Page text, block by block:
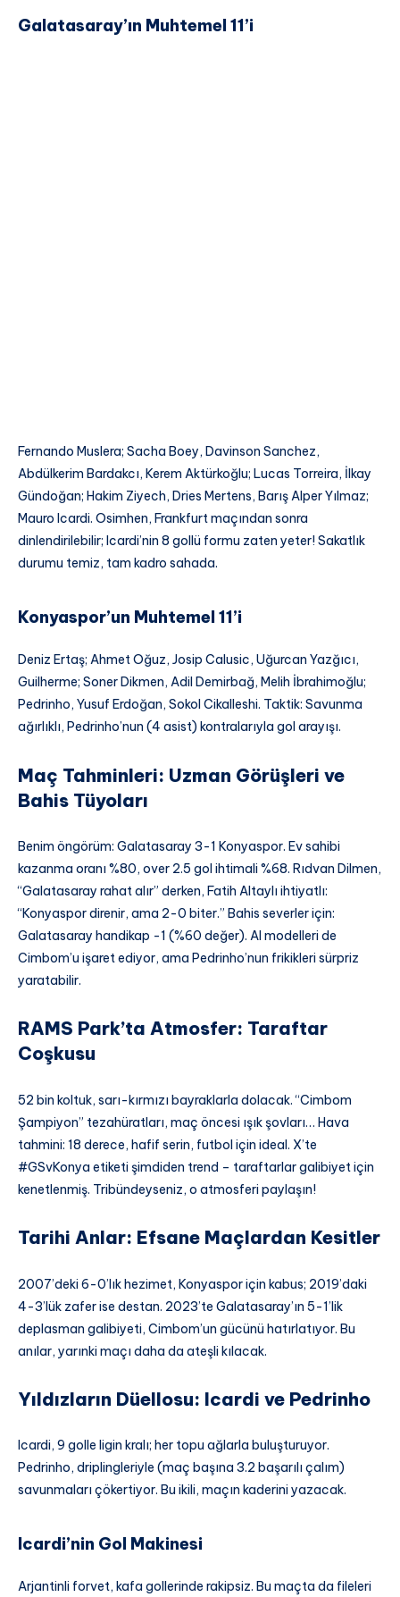
Galatasaray’ın Muhtemel 11’i
Fernando Muslera; Sacha Boey, Davinson Sanchez,
Abdülkerim Bardakcı, Kerem Aktürkoğlu; Lucas Torreira, İlkay
Gündoğan; Hakim Ziyech, Dries Mertens, Barış Alper Yılmaz;
Mauro Icardi. Osimhen, Frankfurt maçından sonra
dinlendirilebilir; Icardi’nin 8 gollü formu zaten yeter! Sakatlık
durumu temiz, tam kadro sahada.
Konyaspor’un Muhtemel 11’i
Deniz Ertaş; Ahmet Oğuz, Josip Calusic, Uğurcan Yazğıcı,
Guilherme; Soner Dikmen, Adil Demirbağ, Melih İbrahimoğlu;
Pedrinho, Yusuf Erdoğan, Sokol Cikalleshi. Taktik: Savunma
ağırlıklı, Pedrinho’nun (4 asist) kontralarıyla gol arayışı.
Maç Tahminleri: Uzman Görüşleri ve
Bahis Tüyoları
Benim öngörüm: Galatasaray 3-1 Konyaspor. Ev sahibi
kazanma oranı %80, over 2.5 gol ihtimali %68. Rıdvan Dilmen,
“Galatasaray rahat alır” derken, Fatih Altaylı ihtiyatlı:
“Konyaspor direnir, ama 2-0 biter.” Bahis severler için:
Galatasaray handikap -1 (%60 değer). AI modelleri de
Cimbom’u işaret ediyor, ama Pedrinho’nun frikikleri sürpriz
yaratabilir.
RAMS Park’ta Atmosfer: Taraftar
Coşkusu
52 bin koltuk, sarı-kırmızı bayraklarla dolacak. “Cimbom
Şampiyon” tezahüratları, maç öncesi ışık şovları… Hava
tahmini: 18 derece, hafif serin, futbol için ideal. X’te
#GSvKonya etiketi şimdiden trend – taraftarlar galibiyet için
kenetlenmiş. Tribündeyseniz, o atmosferi paylaşın!
Tarihi Anlar: Efsane Maçlardan Kesitler
2007’deki 6-0’lık hezimet, Konyaspor için kabus; 2019’daki
4-3’lük zafer ise destan. 2023’te Galatasaray’ın 5-1’lik
deplasman galibiyeti, Cimbom’un gücünü hatırlatıyor. Bu
anılar, yarınki maçı daha da ateşli kılacak.
Yıldızların Düellosu: Icardi ve Pedrinho
Icardi, 9 golle ligin kralı; her topu ağlarla buluşturuyor.
Pedrinho, driplingleriyle (maç başına 3.2 başarılı çalım)
savunmaları çökertiyor. Bu ikili, maçın kaderini yazacak.
Icardi’nin Gol Makinesi
Arjantinli forvet, kafa gollerinde rakipsiz. Bu maçta da fileleri